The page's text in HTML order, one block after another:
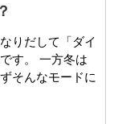
りだして「ダイ
す。 一方冬は
そんなモードに